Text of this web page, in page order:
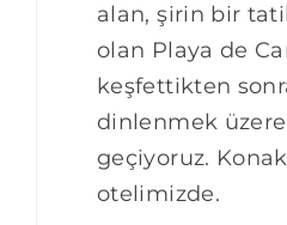
alan, şirin bir
olan Playa de
keşfettikten
dinlenmek
geçiyoruz.
otelimizde.